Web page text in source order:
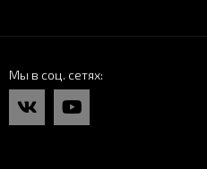
Мы в соц. сетях